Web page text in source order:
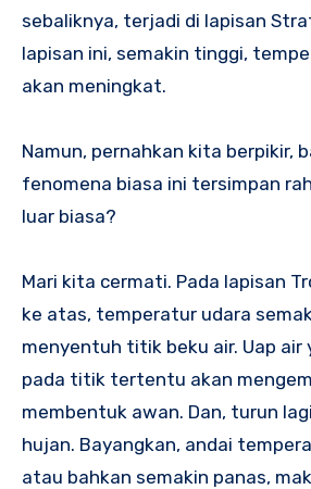
sebaliknya, terjadi di lapisan
lapisan ini, semakin tinggi,
akan meningkat.
Namun, pernahkan kita berpikir,
fenomena biasa ini tersimpan
luar biasa?
Mari kita cermati. Pada lapisan
ke atas, temperatur udara
menyentuh titik beku air. Uap air
pada titik tertentu akan
membentuk awan. Dan, turun
hujan. Bayangkan, andai
atau bahkan semakin panas,